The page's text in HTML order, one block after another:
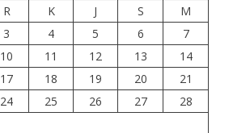
R K J S
M
3 4 5 6
7
10 11 12 13
14
17 18 19 20
21
24 25 26 27
28